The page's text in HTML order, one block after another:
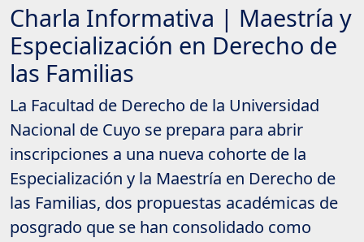
Charla Informativa | Maestría y
Especialización en Derecho de
las Familias
La Facultad de Derecho de la Universidad
Nacional de Cuyo se prepara para abrir
inscripciones a una nueva cohorte de la
Especialización y la Maestría en Derecho de
las Familias, dos propuestas académicas de
posgrado que se han consolidado como